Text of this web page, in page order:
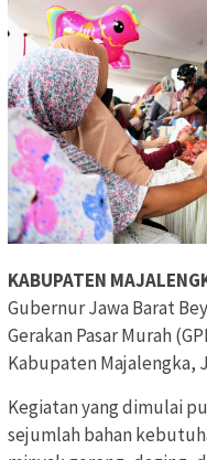
KABUPATEN
Gubernur Jawa Barat
Gerakan Pasar Murah
Kabupaten Majalengka,
Kegiatan yang dimulai
sejumlah bahan